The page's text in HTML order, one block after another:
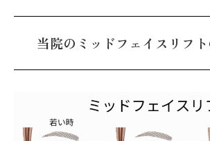
当院のミッドフェイスリフ